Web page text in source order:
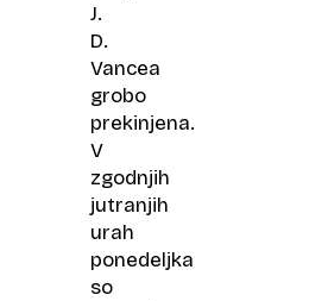
J.
D.
Vancea
grobo
prekinjena.
V
zgodnjih
jutranjih
urah
ponedeljka
so